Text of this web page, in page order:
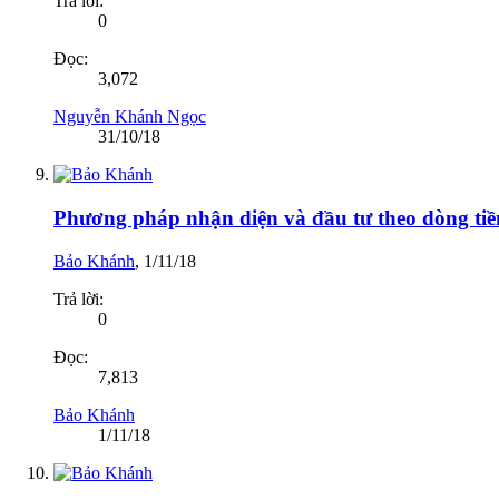
0
Đọc:
3,072
Nguyễn Khánh Ngọc
31/10/18
Phương pháp nhận diện và đầu tư theo dòng
Bảo Khánh, 1/11/18
Trả lời:
0
Đọc:
7,813
Bảo Khánh
1/11/18